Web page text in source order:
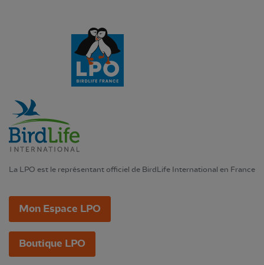
La LPO est le représentant officiel de BirdLife International en France
Mon Espace LPO
Boutique LPO